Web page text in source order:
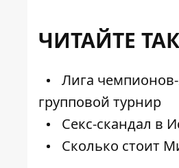
ЧИТАЙТЕ
Лига
групповой турнир
Секс-скандал в
Сколько стоит